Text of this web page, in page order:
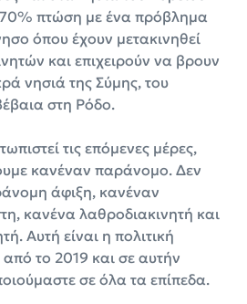
πτώση με ένα πρόβλημα
όπου έχουν μετακινηθεί
και επιχειρούν να βρουν
νησιά της Σύμης, του
στη Ρόδο.
τις επόμενες μέρες,
κανέναν παράνομο. Δεν
άφιξη, κανέναν
κανένα λαθροδιακινητή και
Αυτή είναι η πολιτική
το 2019 και σε αυτήν
σε όλα τα επίπεδα.